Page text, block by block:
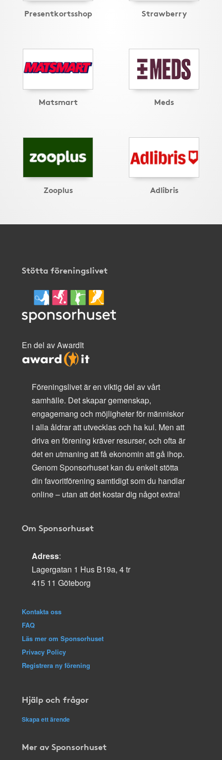
Presentkortsshop Strawberry
Matsmart Meds
Zooplus Adlibris
Stötta föreningslivet
En del av AwardIt
Föreningslivet är en viktig del av vårt
samhälle. Det skapar gemenskap,
engagemang och möjligheter för människor
i alla åldrar att utvecklas och ha kul. Men att
driva en förening kräver resurser, och ofta är
det en utmaning att få ekonomin att gå ihop.
Genom Sponsorhuset kan du enkelt stötta
din favoritförening samtidigt som du handlar
online – utan att det kostar dig något extra!
Om Sponsorhuset
Adress:
Lagergatan 1 Hus B19a, 4 tr
415 11 Göteborg
Kontakta oss
FAQ
Läs mer om Sponsorhuset
Privacy Policy
Registrera ny förening
Hjälp och frågor
Skapa ett ärende
Mer av Sponsorhuset